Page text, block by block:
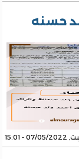
حسنه
2022 - 15:01